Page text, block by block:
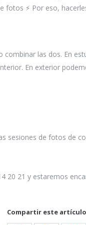
⚡ Por eso,
las dos. En
En exterior
sesiones de fotos de
20 21 y estaremos
Compartir este